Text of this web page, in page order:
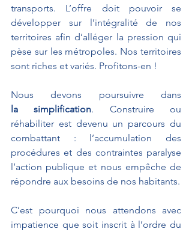
transports. L’offre doit pouvoir se
développer sur l’intégralité de nos
territoires afin d’alléger la pression qui
pèse sur les métropoles. Nos territoires
sont riches et variés. Profitons-en !
la
simplification. Construire ou
réhabiliter est devenu un parcours du
combattant : l’accumulation des
procédures et des contraintes paralyse
l’action publique et nous empêche de
répondre aux besoins de nos habitants.
C’est pourquoi nous attendons avec
impatience que soit inscrit à l’ordre du